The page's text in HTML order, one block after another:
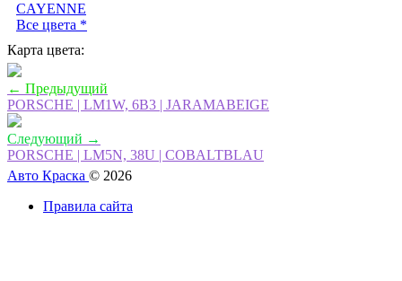
BOXSTER
EUROPE
2007
BOXSTER
AMERICAS
2008
CAYENNE
EUROPE
2002
CAYENNE
EUROPE
CAYENNE
CAYENNE
Все цвета *
Карта цвета:
← Предыдущий
PORSCHE | LM1W, 6B3 | JARAMABEIGE
Следующий →
PORSCHE | LM5N, 38U | COBALTBLAU
Авто Краска © 2026
Правила сайта